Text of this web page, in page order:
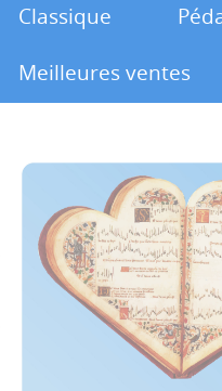
Classique
Meilleures ventes